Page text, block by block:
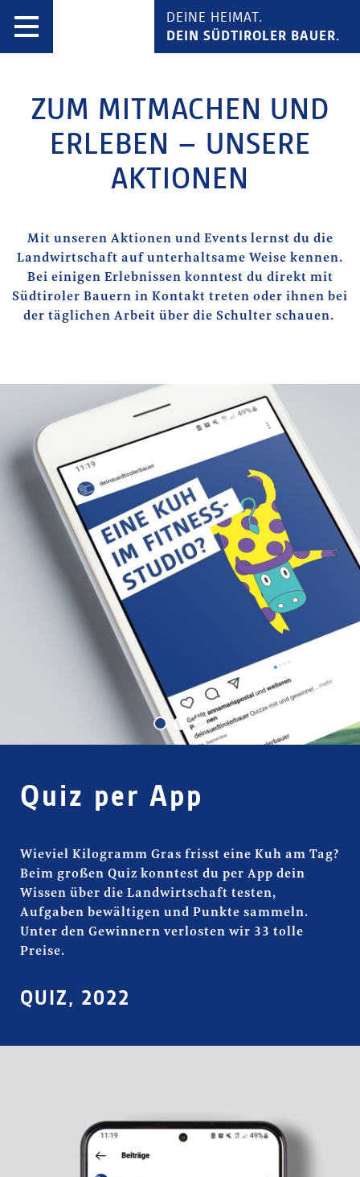
DEINE HEIMAT.
DEIN SÜDTIROLER BAUER.
ZUM MITMACHEN UND
ERLEBEN – UNSERE
AKTIONEN
Mit unseren Aktionen und Events lernst du die
Landwirtschaft auf unterhaltsame Weise kennen.
Bei einigen Erlebnissen konntest du direkt mit
Südtiroler Bauern in Kontakt treten oder ihnen bei
der täglichen Arbeit über die Schulter schauen.
Quiz per App
QUIZ, 2022
Quiz per App
Wieviel Kilogramm Gras frisst eine Kuh am Tag?
Beim großen Quiz konntest du per App dein
Wissen über die Landwirtschaft testen,
Aufgaben bewältigen und Punkte sammeln.
Unter den Gewinnern verlosten wir 33 tolle
Preise.